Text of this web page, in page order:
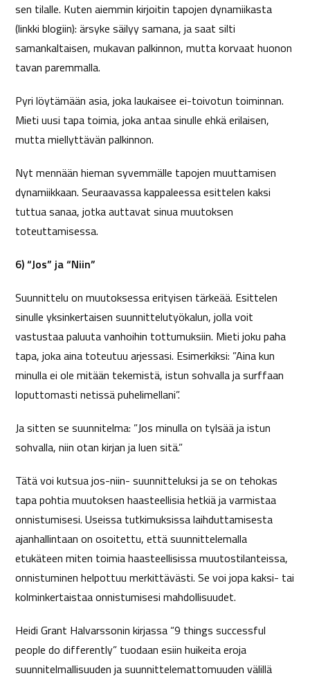
sen tilalle. Kuten aiemmin kirjoitin tapojen dynamiikasta
(linkki blogiin): ärsyke säilyy samana, ja saat silti
samankaltaisen, mukavan palkinnon, mutta korvaat huonon
tavan paremmalla.
Pyri löytämään asia, joka laukaisee ei-toivotun toiminnan.
Mieti uusi tapa toimia, joka antaa sinulle ehkä erilaisen,
mutta miellyttävän palkinnon.
Nyt mennään hieman syvemmälle tapojen muuttamisen
dynamiikkaan. Seuraavassa kappaleessa esittelen kaksi
tuttua sanaa, jotka auttavat sinua muutoksen
toteuttamisessa.
6) “Jos” ja “Niin”
Suunnittelu on muutoksessa erityisen tärkeää. Esittelen
sinulle yksinkertaisen suunnittelutyökalun, jolla voit
vastustaa paluuta vanhoihin tottumuksiin. Mieti joku paha
tapa, joka aina toteutuu arjessasi. Esimerkiksi: ”Aina kun
minulla ei ole mitään tekemistä, istun sohvalla ja surffaan
loputtomasti netissä puhelimellani”.
Ja sitten se suunnitelma: ”Jos minulla on tylsää ja istun
sohvalla, niin otan kirjan ja luen sitä.”
Tätä voi kutsua jos-niin- suunnitteluksi ja se on tehokas
tapa pohtia muutoksen haasteellisia hetkiä ja varmistaa
onnistumisesi. Useissa tutkimuksissa laihduttamisesta
ajanhallintaan on osoitettu, että suunnittelemalla
etukäteen miten toimia haasteellisissa muutostilanteissa,
onnistuminen helpottuu merkittävästi. Se voi jopa kaksi- tai
kolminkertaistaa onnistumisesi mahdollisuudet.
Heidi Grant Halvarssonin kirjassa “9 things successful
people do differently” tuodaan esiin huikeita eroja
suunnitelmallisuuden ja suunnittelemattomuuden välillä